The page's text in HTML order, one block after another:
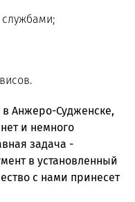
в Анжеро-Судженске,
и немного
задача -
в установленный
с нами принесет